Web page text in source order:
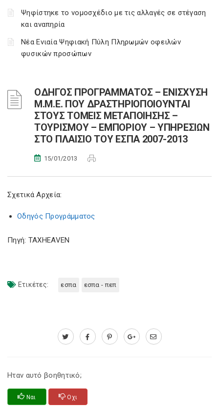
Ψηφίστηκε το νομοσχέδιο με τις αλλαγές σε στέγαση
και αναπηρία
Νέα Ενιαία Ψηφιακή Πύλη Πληρωμών οφειλών
φυσικών προσώπων
ΟΔΗΓΟΣ ΠΡΟΓΡΑΜΜΑΤΟΣ – ΕΝΙΣΧΥΣΗ
Μ.Μ.Ε. ΠΟΥ ΔΡΑΣΤΗΡΙΟΠΟΙΟΥΝΤΑΙ
ΣΤΟΥΣ ΤΟΜΕΙΣ ΜΕΤΑΠΟΙΗΣΗΣ –
ΤΟΥΡΙΣΜΟΥ – ΕΜΠΟΡΙΟΥ – ΥΠΗΡΕΣΙΩΝ
ΣΤΟ ΠΛΑΙΣΙΟ ΤΟΥ ΕΣΠΑ 2007-2013
15/01/2013
Σχετικά Αρχεία:
Οδηγός Προγράμματος
Πηγή: TAXHEAVEN
Ετικέτες: εσπα εσπα - πεπ
Ηταν αυτό βοηθητικό;
Ναι Οχι